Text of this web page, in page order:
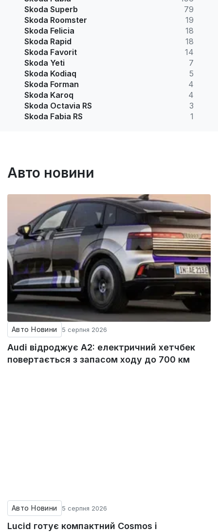
Skoda Superb
79
Skoda Roomster
19
Skoda Felicia
18
Skoda Rapid
18
Skoda Favorit
14
Skoda Yeti
7
Skoda Kodiaq
5
Skoda Forman
4
Skoda Karoq
4
Skoda Octavia RS
3
Skoda Fabia RS
1
Авто новини
Авто Новини 5 серпня 2026
Audi відроджує A2: електричний хетчбек
повертається з запасом ходу до 700 км
Авто Новини 5 серпня 2026
Lucid готує компактний Cosmos і